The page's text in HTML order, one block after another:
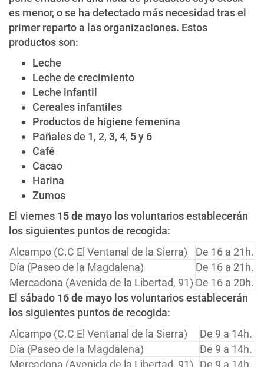
es menor, o se ha detectado más necesidad tras el
primer reparto a las organizaciones. Estos
productos son:
Leche
Leche de crecimiento
Leche infantil
Cereales infantiles
Productos de higiene femenina
Pañales de 1, 2, 3, 4, 5 y 6
Café
Cacao
Harina
Zumos
El viernes 15 de mayo los voluntarios establecerán
los siguientes puntos de recogida:
Alcampo (C.C El Ventanal de la Sierra)
De 16 a 21h.
Día (Paseo de la Magdalena)
De 16 a 21h.
Mercadona (Avenida de la Libertad, 91) De 16 a 20h.
El sábado 16 de mayo los voluntarios establecerán
los siguientes puntos de recogida:
Alcampo (C.C El Ventanal de la Sierra)
De 9 a 14h.
Día (Paseo de la Magdalena)
De 9 a 14h.
Mercadona (Avenida de la Libertad, 91)
De 9 a 14h.